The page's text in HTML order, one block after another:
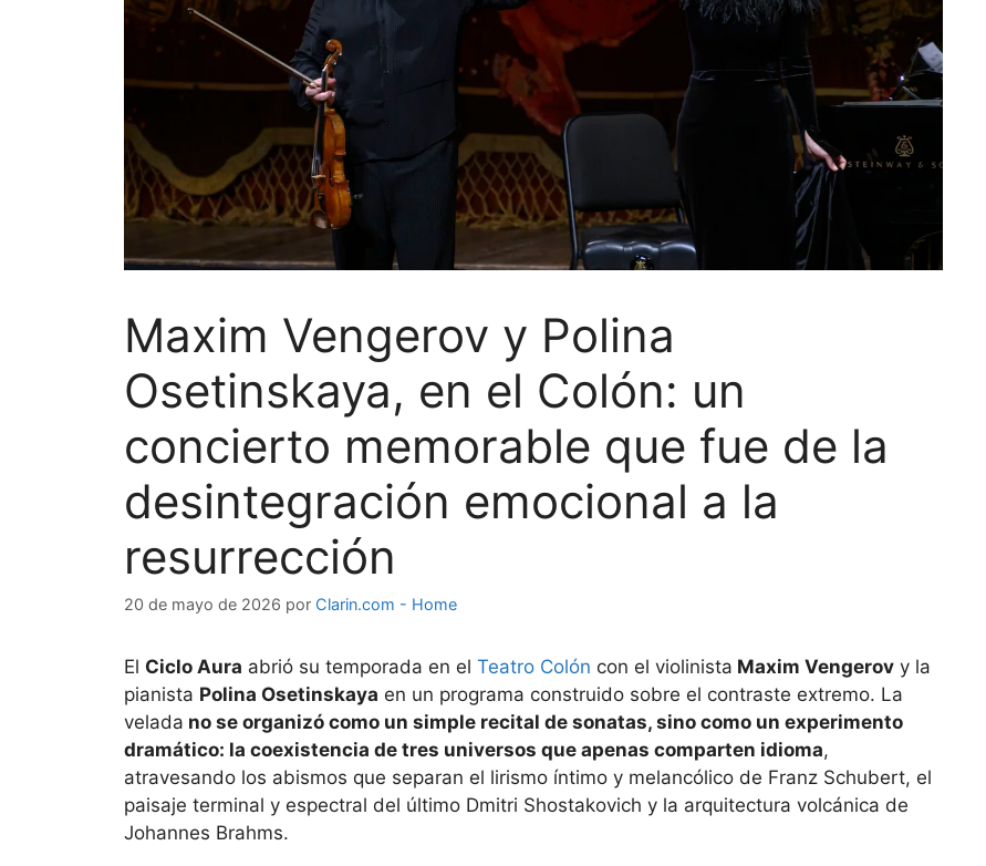
Maxim Vengerov y Polina
Osetinskaya, en el Colón: un
concierto memorable que fue de la
desintegración emocional a la
resurrección
20 de mayo de 2026 por Clarin.com - Home
El Ciclo Aura abrió su temporada en el Teatro Colón con el violinista Maxim Vengerov y la
pianista Polina Osetinskaya en un programa construido sobre el contraste extremo. La
velada no se organizó como un simple recital de sonatas, sino como un experimento
dramático: la coexistencia de tres universos que apenas comparten idioma,
atravesando los abismos que separan el lirismo íntimo y melancólico de Franz Schubert, el
paisaje terminal y espectral del último Dmitri Shostakovich y la arquitectura volcánica de
Johannes Brahms.